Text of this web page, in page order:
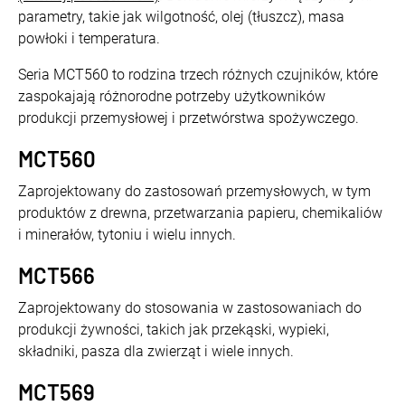
parametry, takie jak wilgotność, olej (tłuszcz), masa
powłoki i temperatura.
Seria MCT560 to rodzina trzech różnych czujników, które
zaspokajają różnorodne potrzeby użytkowników
produkcji przemysłowej i przetwórstwa spożywczego.
MCT560
Zaprojektowany do zastosowań przemysłowych, w tym
produktów z drewna, przetwarzania papieru, chemikaliów
i minerałów, tytoniu i wielu innych.
MCT566
Zaprojektowany do stosowania w zastosowaniach do
produkcji żywności, takich jak przekąski, wypieki,
składniki, pasza dla zwierząt i wiele innych.
MCT569